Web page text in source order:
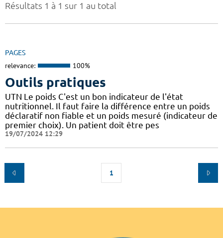
Résultats 1 à 1 sur 1 au total
PAGES
relevance: 100%
Outils pratiques
UTN Le poids C'est un bon indicateur de l'état
nutritionnel. Il faut faire la différence entre un poids
déclaratif non fiable et un poids mesuré (indicateur de
premier choix). Un patient doit être pes
19/07/2024 12:29
1